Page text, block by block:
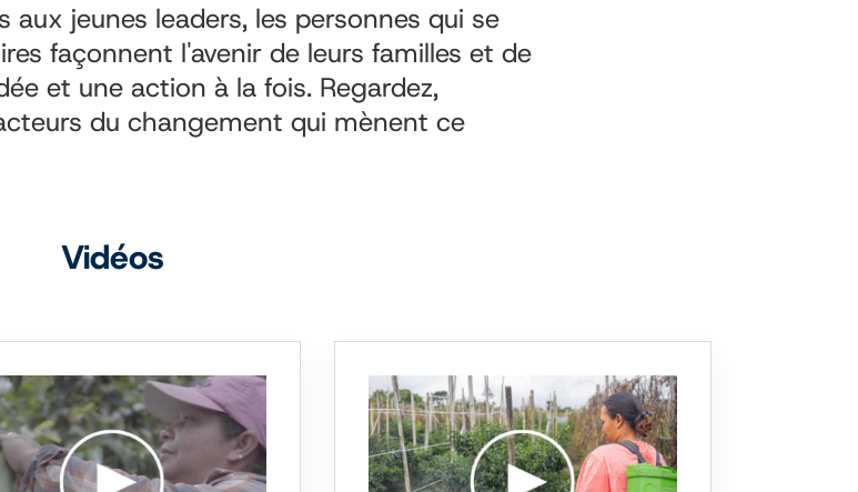
aux jeunes leaders, les personnes qui se
façonnent l'avenir de leurs familles et de
et une action à la fois. Regardez,
du changement qui mènent ce
Vidéos